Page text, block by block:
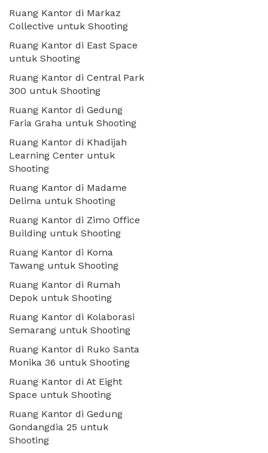
Ruang Kantor di Markaz
Collective untuk Shooting
Ruang Kantor di East Space
untuk Shooting
Ruang Kantor di Central Park
300 untuk Shooting
Ruang Kantor di Gedung
Faria Graha untuk Shooting
Ruang Kantor di Khadijah
Learning Center untuk
Shooting
Ruang Kantor di Madame
Delima untuk Shooting
Ruang Kantor di Zimo Office
Building untuk Shooting
Ruang Kantor di Koma
Tawang untuk Shooting
Ruang Kantor di Rumah
Depok untuk Shooting
Ruang Kantor di Kolaborasi
Semarang untuk Shooting
Ruang Kantor di Ruko Santa
Monika 36 untuk Shooting
Ruang Kantor di At Eight
Space untuk Shooting
Ruang Kantor di Gedung
Gondangdia 25 untuk
Shooting